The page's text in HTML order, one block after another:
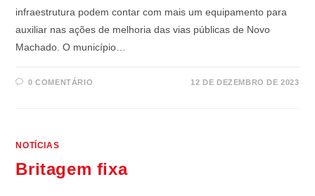
infraestrutura podem contar com mais um equipamento para
auxiliar nas ações de melhoria das vias públicas de Novo
Machado. O município…
0 COMENTÁRIO 12 DE DEZEMBRO DE 2023
NOTÍCIAS
Britagem fixa